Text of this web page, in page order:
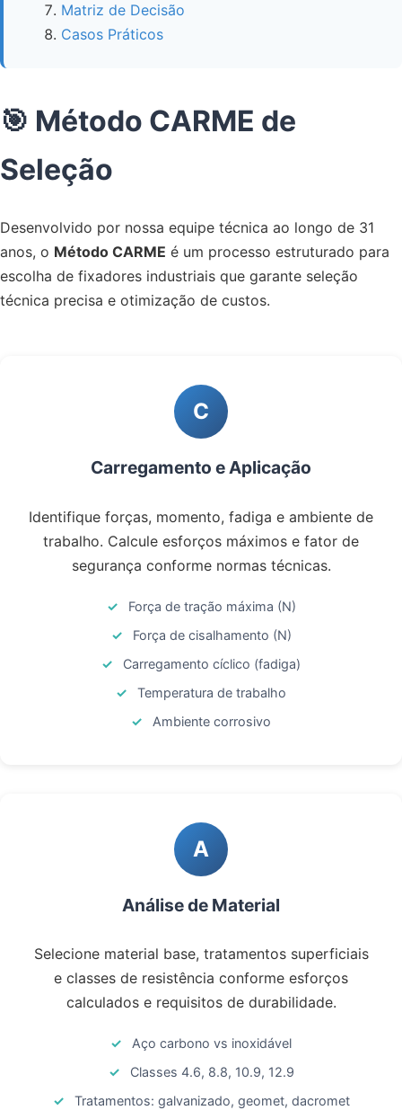
Matriz de Decisão
Casos Práticos
🎯 Método CARME de
Seleção
Desenvolvido por nossa equipe técnica ao longo de 31
anos, o Método CARME é um processo estruturado para
escolha de fixadores industriais que garante seleção
técnica precisa e otimização de custos.
C
Carregamento e Aplicação
Identifique forças, momento, fadiga e ambiente de
trabalho. Calcule esforços máximos e fator de
segurança conforme normas técnicas.
Força de tração máxima (N)
Força de cisalhamento (N)
Carregamento cíclico (fadiga)
Temperatura de trabalho
Ambiente corrosivo
A
Análise de Material
Selecione material base, tratamentos superficiais
e classes de resistência conforme esforços
calculados e requisitos de durabilidade.
Aço carbono vs inoxidável
Classes 4.6, 8.8, 10.9, 12.9
Tratamentos: galvanizado, geomet, dacromet